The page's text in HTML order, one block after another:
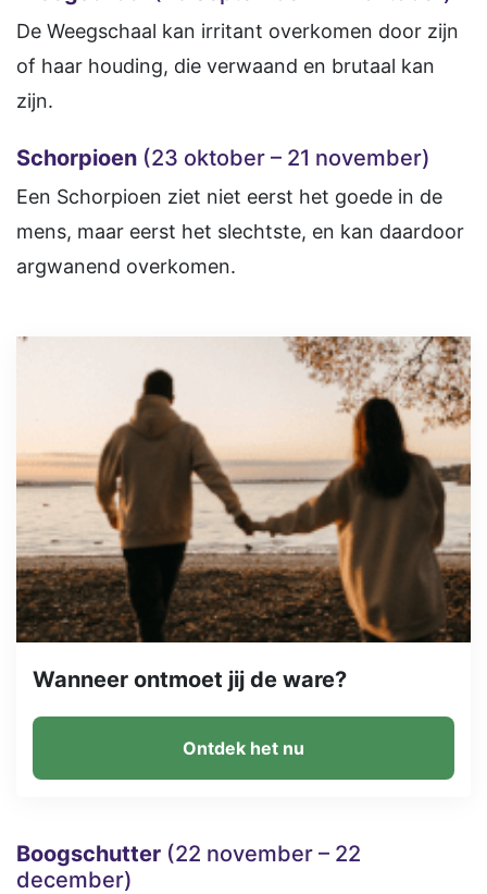
De Weegschaal kan irritant overkomen door zijn
of haar houding, die verwaand en brutaal kan
zijn.
Schorpioen (23 oktober – 21 november)
Een Schorpioen ziet niet eerst het goede in de
mens, maar eerst het slechtste, en kan daardoor
argwanend overkomen.
Wanneer ontmoet jij de ware?
Ontdek het nu
Boogschutter (22 november – 22
december)